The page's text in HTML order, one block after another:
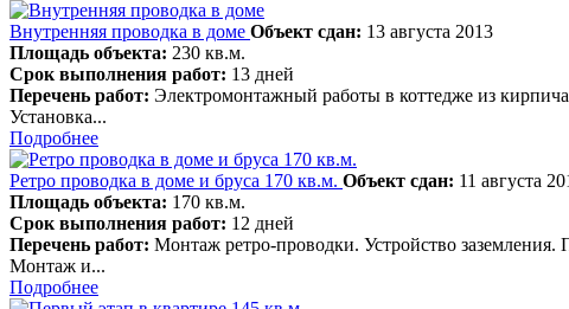
Внутренняя проводка в доме Объект сдан: 13 августа 2013
Площадь объекта: 230 кв.м.
Срок выполнения работ: 13 дней
Перечень работ: Электромонтажный работы в коттедже из
Установка...
Подробнее
Ретро проводка в доме и бруса 170 кв.м. Объект сдан: 11 августа
Площадь объекта: 170 кв.м.
Срок выполнения работ: 12 дней
Перечень работ: Монтаж ретро-проводки. Устройство
Монтаж и...
Подробнее